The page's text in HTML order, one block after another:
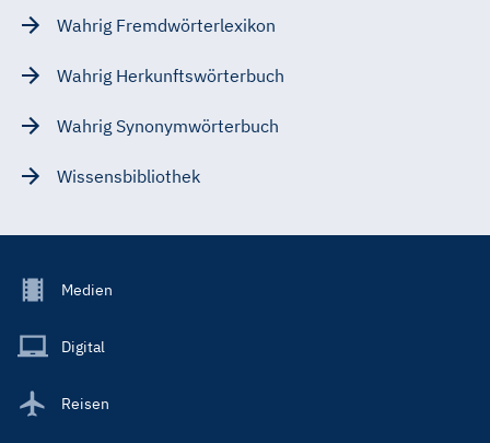
Wahrig Fremdwörterlexikon
Wahrig Herkunftswörterbuch
Wahrig Synonymwörterbuch
Wissensbibliothek
Footer
Main
Medien
Digital
Reisen